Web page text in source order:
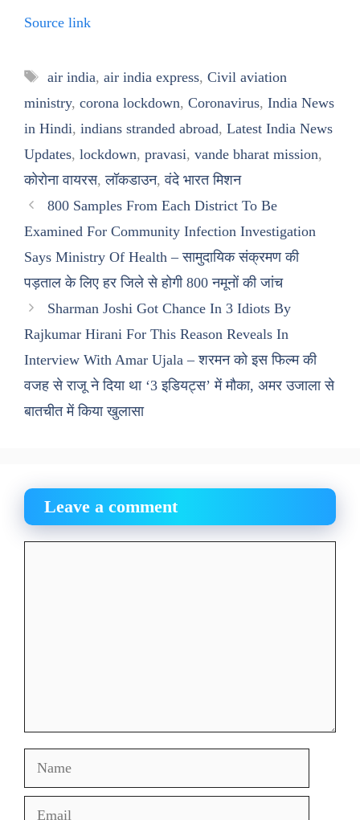
Source link
Tags
air india, air india express, Civil aviation
ministry, corona lockdown, Coronavirus, India News
in Hindi, indians stranded abroad, Latest India News
Updates, lockdown, pravasi, vande bharat mission,
कोरोना वायरस,लॉकडाउन,वंदे भारत मिशन
800 Samples From Each District To Be
Examined For Community Infection Investigation
Says Ministry Of Health – सामुदायिक संक्रमण की
पड़ताल के लिए हर जिले से होगी 800 नमूनों की जांच
Sharman Joshi Got Chance In 3 Idiots By
Rajkumar Hirani For This Reason Reveals In
Interview With Amar Ujala – शरमन को इस फिल्म की
वजह से राजू ने दिया था ‘3 इडियट्स’ में मौका, अमर उजाला से
बातचीत में किया खुलासा
Leave a comment
Name
Email